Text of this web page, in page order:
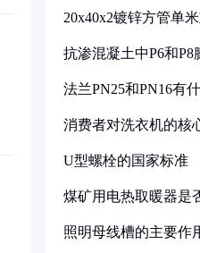
20x40x2镀锌方管单
抗渗混凝土中P6和
法兰PN25和PN16有
消费者对洗衣机的核
U型螺栓的国家标准
煤矿用电热取暖器是
照明母线槽的主要作